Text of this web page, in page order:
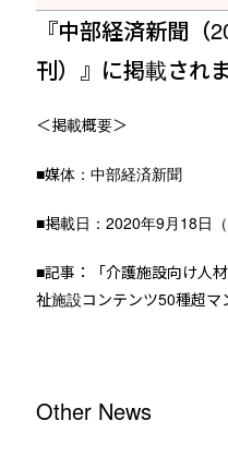
『中部経済新聞（
刊）』に掲載され
＜掲載概要＞
■媒体：中部経済新聞
■掲載日：2020年9月18日
■記事：「介護施設向け人
祉施設コンテンツ50種超マ
Other News